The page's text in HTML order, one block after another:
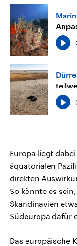
Europa liegt
äquatorialen
direkten
So könnte es
Skandinavien
Südeuropa dafür
Das europäische